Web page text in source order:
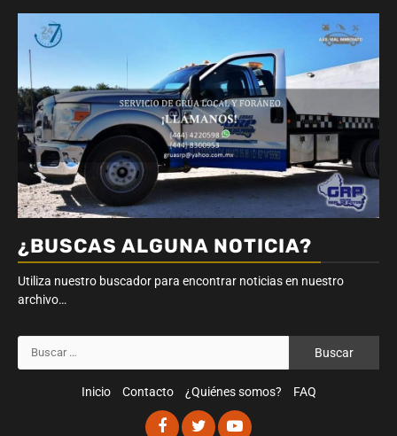
¿BUSCAS ALGUNA NOTICIA?
Utiliza nuestro buscador para encontrar noticias en nuestro
archivo…
Inicio Contacto ¿Quiénes somos? FAQ
Facebook
TwitterYoutube